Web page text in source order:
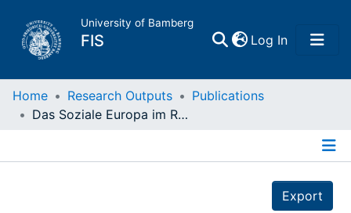
University of Bamberg
FIS Log In(current)
Home
Home Research Outputs
Publications
Das Soziale Europa im Räderwerk des Steuerwettbewerbs
Export